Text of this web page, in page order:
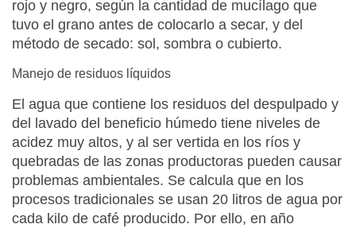
rojo y negro, según la cantidad de mucílago que
tuvo el grano antes de colocarlo a secar, y del
método de secado: sol, sombra o cubierto.
Manejo de residuos líquidos
El agua que contiene los residuos del despulpado y
del lavado del beneficio húmedo tiene niveles de
acidez muy altos, y al ser vertida en los ríos y
quebradas de las zonas productoras pueden causar
problemas ambientales. Se calcula que en los
procesos tradicionales se usan 20 litros de agua por
cada kilo de café producido. Por ello, en año